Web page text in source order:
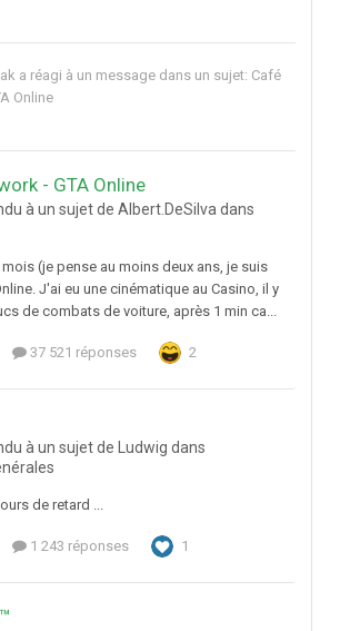
a réagi à un message dans un sujet: Café
Online
- GTA Online
à un sujet de Albert.DeSilva dans
(je pense au moins deux ans, je suis
J'ai eu une cinématique au Casino, il y
de combats de voiture, après 1 min ca...
37 521 réponses 2
à un sujet de Ludwig dans
de retard ...
1 243 réponses 1